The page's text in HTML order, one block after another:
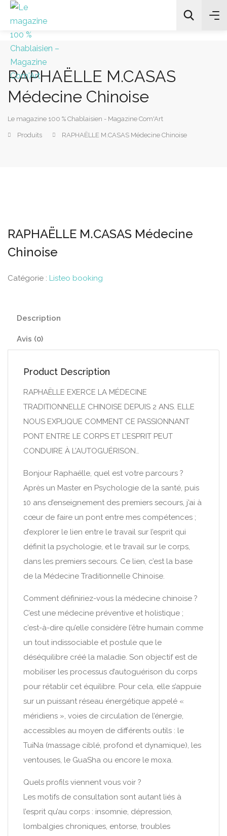
All Categories
RAPHAËLLE M.CASAS
Médecine Chinoise
Le magazine 100 % Chablaisien - Magazine Com'Art
Produits RAPHAËLLE M.CASAS Médecine Chinoise
RAPHAËLLE M.CASAS Médecine
Chinoise
Catégorie : Listeo booking
Description
Avis (0)
Product Description
RAPHAËLLE EXERCE LA MÉDECINE
TRADITIONNELLE CHINOISE DEPUIS 2 ANS. ELLE
NOUS EXPLIQUE COMMENT CE PASSIONNANT
PONT ENTRE LE CORPS ET L’ESPRIT PEUT
CONDUIRE À L’AUTOGUÉRISON…
Bonjour Raphaëlle, quel est votre parcours ?
Après un Master en Psychologie de la santé, puis
10 ans d’enseignement des premiers secours, j’ai à
cœur de faire un pont entre mes compétences ;
d’explorer le lien entre le travail sur l’esprit qui
définit la psychologie, et le travail sur le corps,
dans les premiers secours. Ce lien, c’est la base
de la Médecine Traditionnelle Chinoise.
Comment définiriez-vous la médecine chinoise ?
C’est une médecine préventive et holistique ;
c’est-à-dire qu’elle considère l’être humain comme
un tout indissociable et postule que le
déséquilibre créé la maladie. Son objectif est de
mobiliser les processus d’autoguérison du corps
pour rétablir cet équilibre. Pour cela, elle s’appuie
sur un puissant réseau énergétique appelé «
méridiens », voies de circulation de l’énergie,
accessibles au moyen de différents outils : le
TuiNa (massage ciblé, profond et dynamique), les
ventouses, le GuaSha ou encore le moxa.
Quels profils viennent vous voir ?
Les motifs de consultation sont autant liés à
l’esprit qu’au corps : insomnie, dépression,
lombalgies chroniques, entorse, troubles